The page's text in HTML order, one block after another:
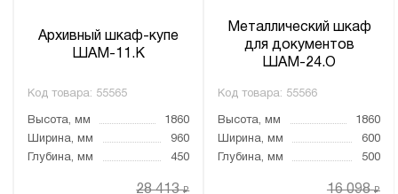
Архивный шкаф-купе
ШАМ-11.К
Код товара: 55565
Высота, мм
1860
Ширина, мм
960
Глубина, мм
450
28 413₽
Металлический шкаф
для документов
ШАМ-24.О
Код товара: 55566
Высота, мм
1860
Ширина, мм
600
Глубина, мм
500
16 098₽